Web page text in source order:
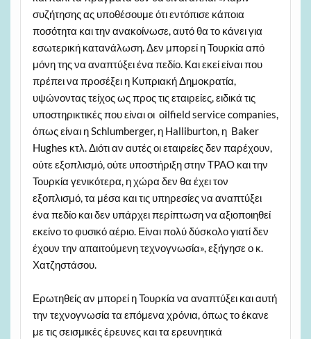
συζήτησης ας υποθέσουμε ότι εντόπισε κάποια
ποσότητα και την ανακοίνωσε, αυτό θα το κάνει για
εσωτερική κατανάλωση. Δεν μπορεί η Τουρκία από
μόνη της να αναπτύξει ένα πεδίο. Και εκεί είναι που
πρέπει να προσέξει η Κυπριακή Δημοκρατία,
υψώνοντας τείχος ως προς τις εταιρείες, ειδικά τις
υποστηρικτικές που είναι οι oilfield service companies,
όπως είναι η Schlumberger, η Halliburton, η Baker
Hughes κτλ. Διότι αν αυτές οι εταιρείες δεν παρέχουν,
ούτε εξοπλισμό, ούτε υποστήριξη στην TPAO και την
Τουρκία γενικότερα, η χώρα δεν θα έχει τον
εξοπλισμό, τα μέσα και τις υπηρεσίες να αναπτύξει
ένα πεδίο και δεν υπάρχει περίπτωση να αξιοποιηθεί
εκείνο το φυσικό αέριο. Είναι πολύ δύσκολο γιατί δεν
έχουν την απαιτούμενη τεχνογνωσία», εξήγησε ο κ.
Χατζηστάσου.
Ερωτηθείς αν μπορεί η Τουρκία να αναπτύξει και αυτή
την τεχνογνωσία τα επόμενα χρόνια, όπως το έκανε
με τις σεισμικές έρευνες και τα ερευνητικά